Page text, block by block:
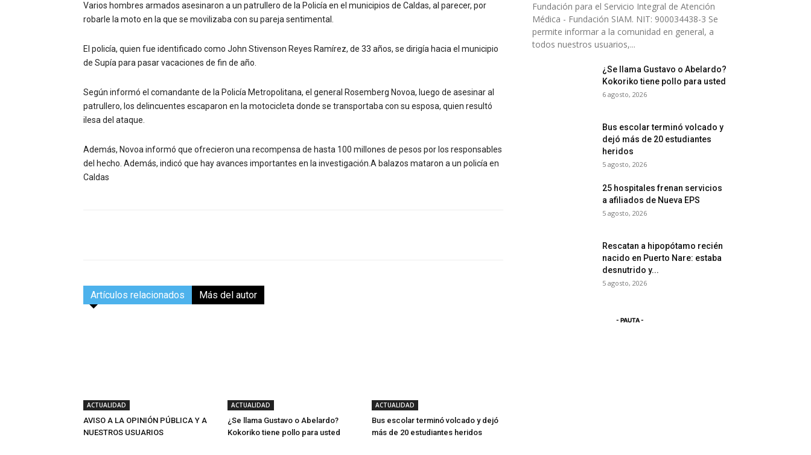
Varios hombres armados asesinaron a un patrullero de la Policía en el municipios de Caldas, al parecer, por
robarle la moto en la que se movilizaba con su pareja sentimental.
El policía, quien fue identificado como John Stivenson Reyes Ramírez, de 33 años, se dirigía hacia el municipio
de Supía para pasar vacaciones de fin de año.
Según informó el comandante de la Policía Metropolitana, el general Rosemberg Novoa, luego de asesinar al
patrullero, los delincuentes escaparon en la motocicleta donde se transportaba con su esposa, quien resultó
ilesa del ataque.
Además, Novoa informó que ofrecieron una recompensa de hasta 100 millones de pesos por los responsables
del hecho. Además, indicó que hay avances importantes en la investigación.A balazos mataron a un policía en
Caldas
Artículos relacionados Más del autor
ACTUALIDAD
AVISO A LA OPINIÓN PÚBLICA Y A
NUESTROS USUARIOS
ACTUALIDAD
¿Se llama Gustavo o Abelardo?
Kokoriko tiene pollo para usted
ACTUALIDAD
Bus escolar terminó volcado y dejó
más de 20 estudiantes heridos
Fundación para el Servicio Integral de Atención
Médica - Fundación SIAM. NIT: 900034438-3 Se
permite informar a la comunidad en general, a
todos nuestros usuarios,...
¿Se llama Gustavo o Abelardo?
Kokoriko tiene pollo para usted
6 agosto, 2026
Bus escolar terminó volcado y
dejó más de 20 estudiantes
heridos
5 agosto, 2026
25 hospitales frenan servicios
a afiliados de Nueva EPS
5 agosto, 2026
Rescatan a hipopótamo recién
nacido en Puerto Nare: estaba
desnutrido y...
5 agosto, 2026
- PAUTA -